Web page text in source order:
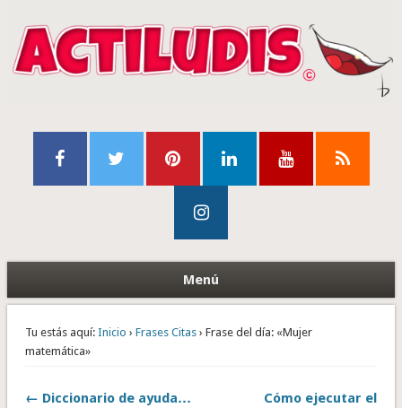
Menú
Tu estás aquí: Inicio › Frases Citas› Frase del día: «Mujer
matemática»
← Diccionario de ayuda…
Cómo ejecutar el